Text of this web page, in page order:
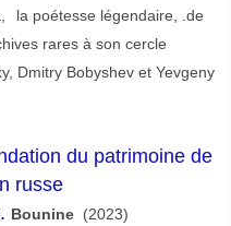
la poétesse légendaire, .de
rares à son cercle
Dmitry Bobyshev et Yevgeny
du patrimoine de
russe
Bounine(2023)